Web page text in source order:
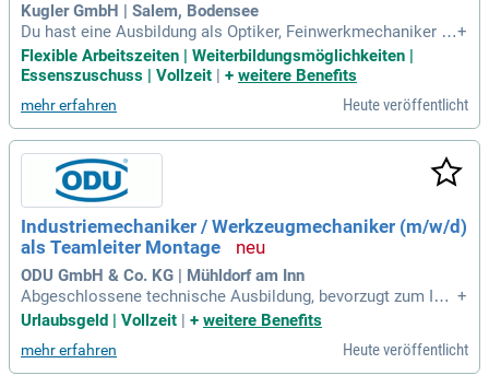
Kugler GmbH | Salem, Bodensee
Du hast eine Ausbildung als Optiker, Feinwerkmechaniker o
der eine vergleichbare technische Qualifikation, idealerweis
e mit einer Weiterbildung zum Techniker oder Meister; Ausg
plexe technische Zusammenhänge
+
Flexible Arbeitszeiten | Weiterbildungsmöglichkeiten |
Essenszuschuss | Vollzeit | + weitere Benefits
mehr erfahren Heute veröffentlicht
Industriemechaniker / Werkzeugmechaniker (m/w/d)
als Teamleiter Montage
ODU GmbH & Co. KG | Mühldorf am Inn
Abgeschlossene technische Ausbildung, bevorzugt zum Ind
ustriemechaniker, Werkzeugmechaniker, Feinwerkmechanik
eister/Techniker; Mehrjährige Berufserfahrung im Bereich M
ontage oder anderen Produktionsbereichen
+
Urlaubsgeld | Vollzeit
+ weitere Benefits
mehr erfahren Heute veröffentlicht